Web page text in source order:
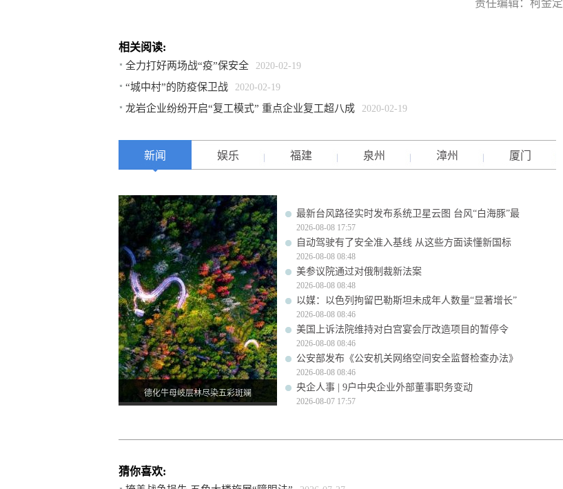
责任编辑：柯金定
相关阅读:
全力打好两场战“疫”保安全 2020-02-19
“城中村”的防疫保卫战 2020-02-19
龙岩企业纷纷开启“复工模式” 重点企业复工超八成 2020-02-19
新闻 娱乐 福建 泉州 漳州 厦门
德化牛母岐层林尽染五彩斑斓
最新台风路径实时发布系统卫星云图 台风“白海豚”最
2026-08-08 17:57
自动驾驶有了安全准入基线 从这些方面读懂新国标
2026-08-08 08:48
美参议院通过对俄制裁新法案
2026-08-08 08:48
以媒：以色列拘留巴勒斯坦未成年人数量“显著增长”
2026-08-08 08:46
美国上诉法院维持对白宫宴会厅改造项目的暂停令
2026-08-08 08:46
公安部发布《公安机关网络空间安全监督检查办法》
2026-08-08 08:46
央企人事 | 9户中央企业外部董事职务变动
2026-08-07 17:57
猜你喜欢: